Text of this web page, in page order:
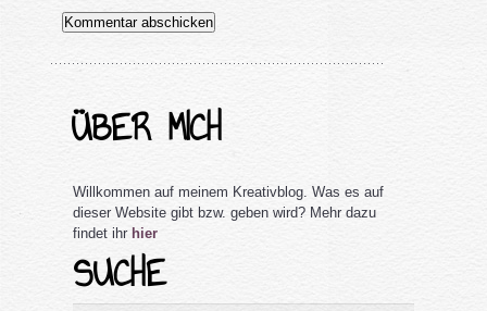
ÜBER MICH
Willkommen auf meinem Kreativblog. Was es auf
dieser Website gibt bzw. geben wird? Mehr dazu
findet ihr hier
SUCHE